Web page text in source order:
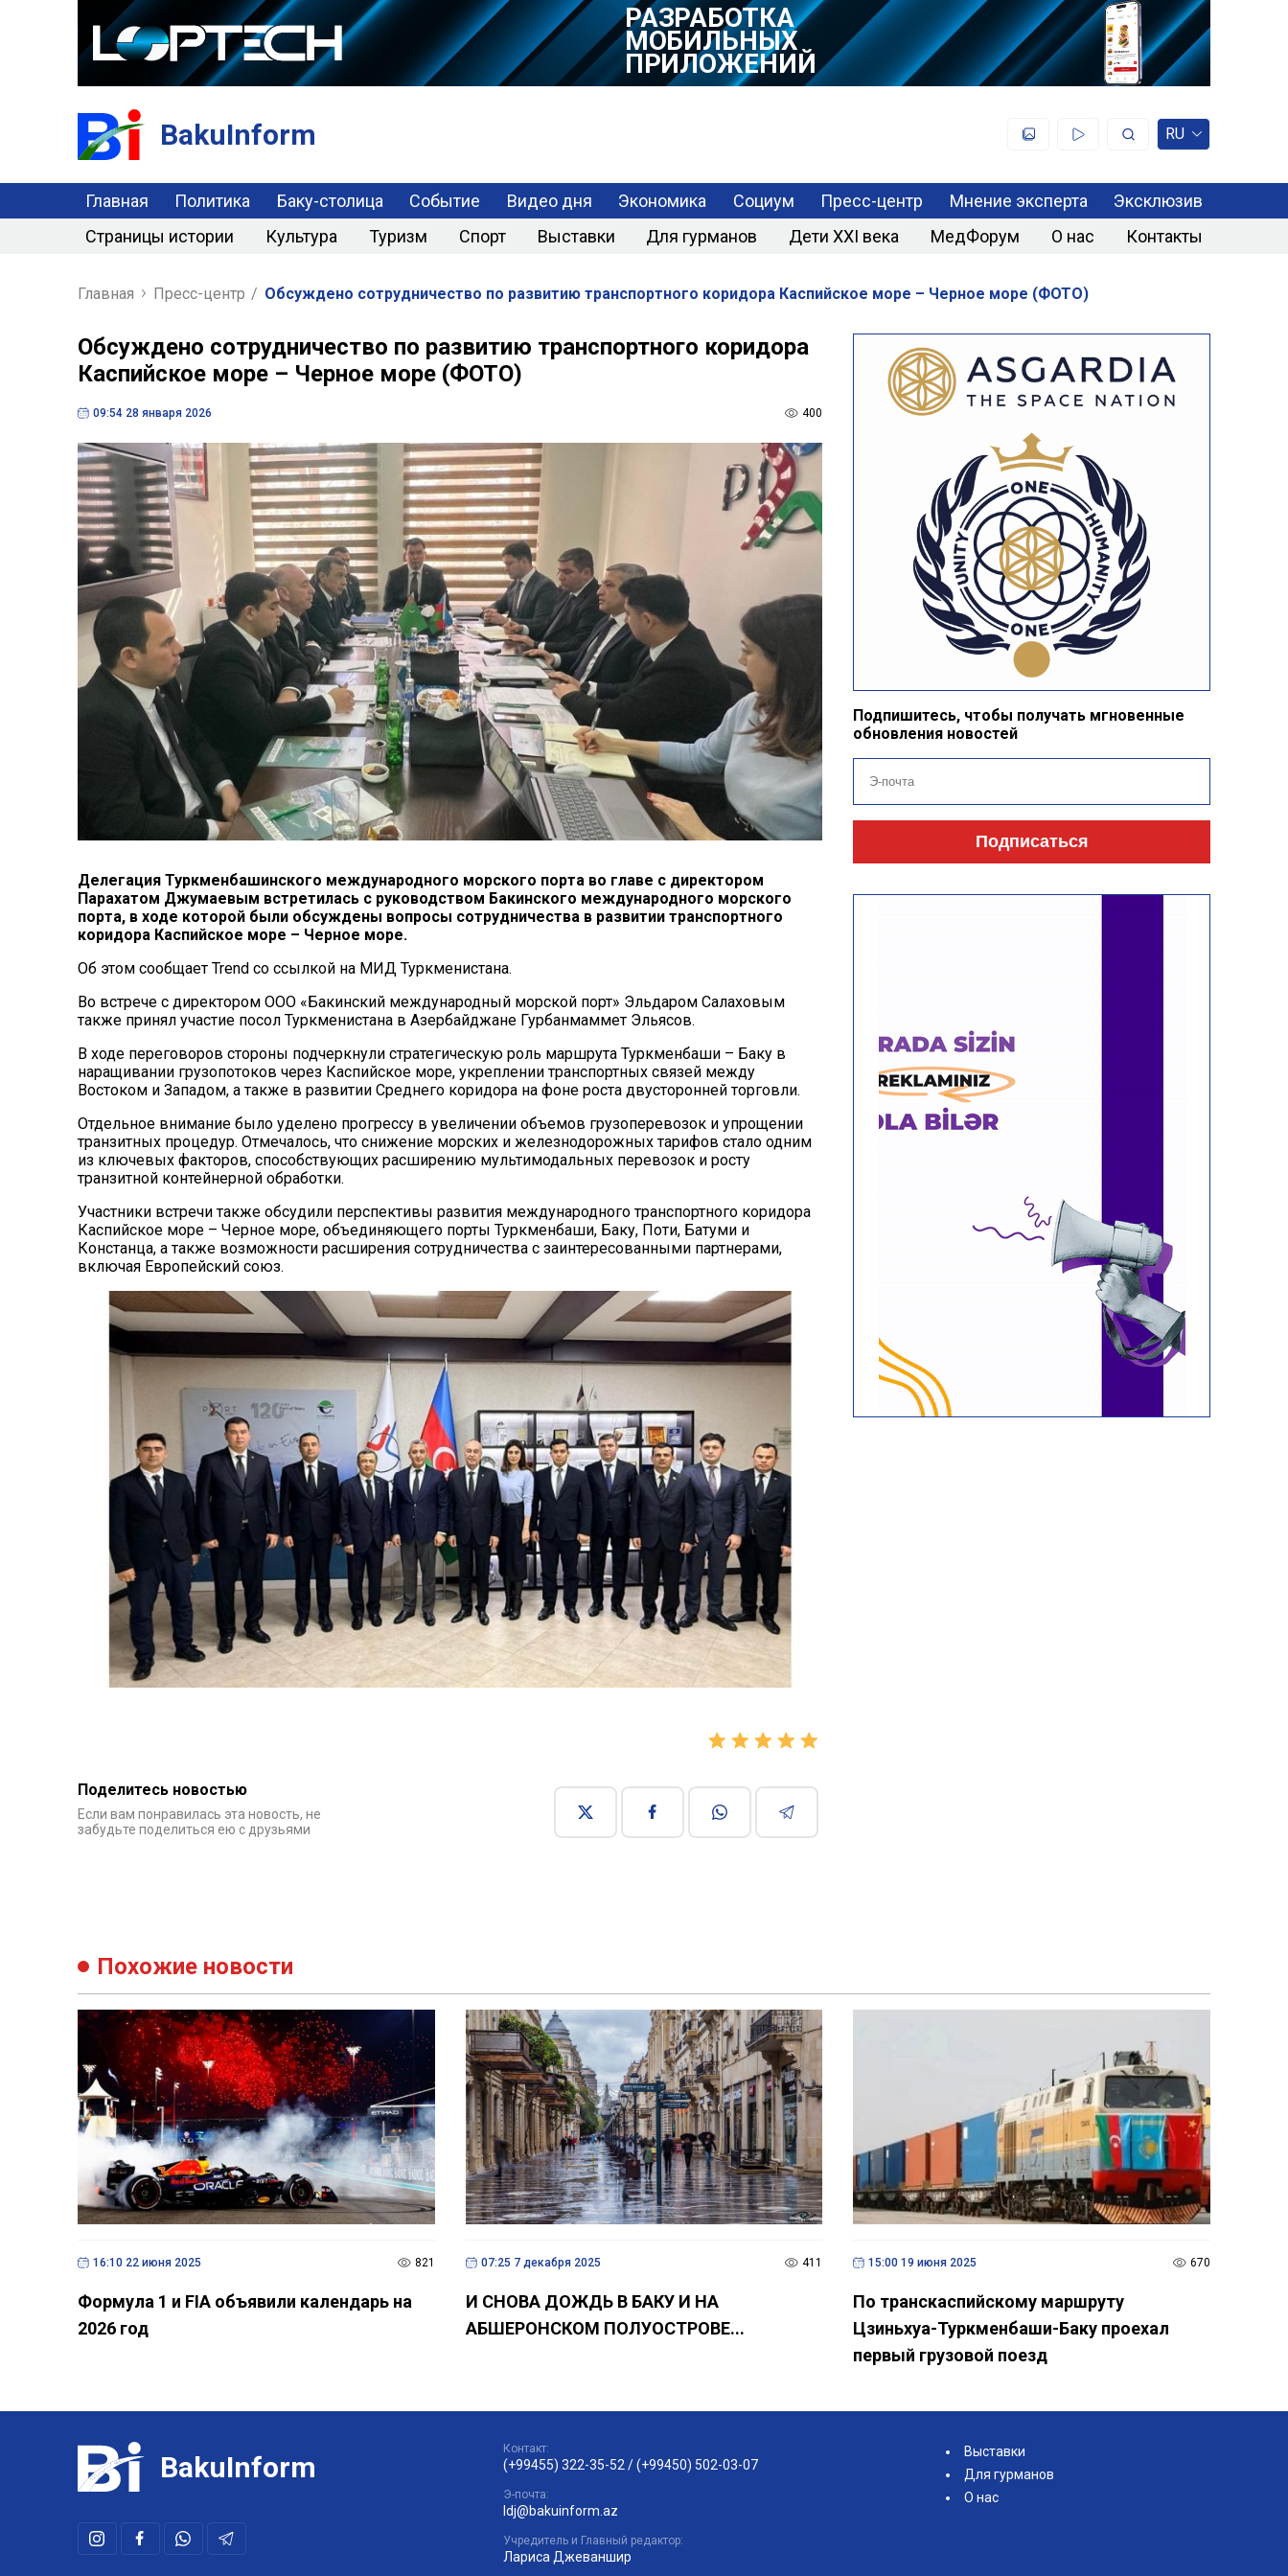
РАЗРАБОТКА
МОБИЛЬНЫХ
ПРИЛОЖЕНИЙ
BakuInform RU
Главная Политика Баку-столица Событие Видео дня Экономика Социум Пресс-центр Мнение эксперта
Эксклюзив
Страницы истории
Культура Туризм Спорт Выставки Для гурманов Дети XXI века МедФорум О нас Контакты
Главная Пресс-центр / Обсуждено сотрудничество по развитию транспортного коридора Каспийское море – Черное море (ФОТО)
Обсуждено сотрудничество по развитию транспортного коридора
Каспийское море – Черное море (ФОТО)
09:54 28 января 2026 400
Делегация Туркменбашинского международного морского порта во главе с директором
Парахатом Джумаевым встретилась с руководством Бакинского международного морского
порта, в ходе которой были обсуждены вопросы сотрудничества в развитии транспортного
коридора Каспийское море – Черное море.
Об этом сообщает Trend со ссылкой на МИД Туркменистана.
Во встрече с директором ООО «Бакинский международный морской порт» Эльдаром Салаховым
также принял участие посол Туркменистана в Азербайджане Гурбанмаммет Эльясов.
В ходе переговоров стороны подчеркнули стратегическую роль маршрута Туркменбаши – Баку в
наращивании грузопотоков через Каспийское море, укреплении транспортных связей между
Востоком и Западом, а также в развитии Среднего коридора на фоне роста двусторонней торговли.
Отдельное внимание было уделено прогрессу в увеличении объемов грузоперевозок и упрощении
транзитных процедур. Отмечалось, что снижение морских и железнодорожных тарифов стало одним
из ключевых факторов, способствующих расширению мультимодальных перевозок и росту
транзитной контейнерной обработки.
Участники встречи также обсудили перспективы развития международного транспортного коридора
Каспийское море – Черное море, объединяющего порты Туркменбаши, Баку, Поти, Батуми и
Констанца, а также возможности расширения сотрудничества с заинтересованными партнерами,
включая Европейский союз.
Поделитесь новостью
Если вам понравилась эта новость, не
забудьте поделиться ею с друзьями
Подпишитесь, чтобы получать мгновенные
обновления новостей
Подписаться
Похожие новости
16:10 22 июня 2025 821
Формула 1 и FIA объявили календарь на
2026 год
07:25 7 декабря 2025 411
И СНОВА ДОЖДЬ В БАКУ И НА
АБШЕРОНСКОМ ПОЛУОСТРОВЕ...
15:00 19 июня 2025 670
По транскаспийскому маршруту
Цзиньхуа-Туркменбаши-Баку проехал
первый грузовой поезд
BakuInform
Контакт:
(+99455) 322-35-52 /(+99450) 502-03-07
Э-почта:
ldj@bakuinform.az
Учредитель и Главный редактор:
Лариса Джеваншир
Выставки
Для гурманов
О нас